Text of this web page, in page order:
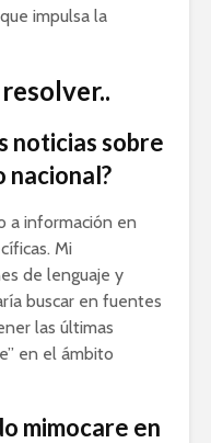
impulsa la
noticias sobre
nacional?
a información en
Mi
de lenguaje y
buscar en fuentes
las últimas
en el ámbito
mimocare en